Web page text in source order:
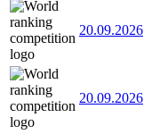
20.09.2026
20.09.2026